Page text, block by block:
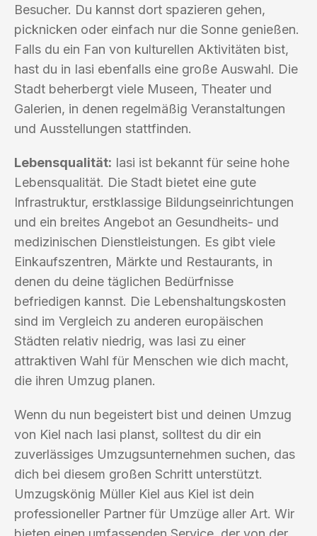
Besucher. Du kannst dort spazieren gehen,
picknicken oder einfach nur die Sonne genießen.
Falls du ein Fan von kulturellen Aktivitäten bist,
hast du in Iasi ebenfalls eine große Auswahl. Die
Stadt beherbergt viele Museen, Theater und
Galerien, in denen regelmäßig Veranstaltungen
und Ausstellungen stattfinden.
Lebensqualität: Iasi ist bekannt für seine hohe
Lebensqualität. Die Stadt bietet eine gute
Infrastruktur, erstklassige Bildungseinrichtungen
und ein breites Angebot an Gesundheits- und
medizinischen Dienstleistungen. Es gibt viele
Einkaufszentren, Märkte und Restaurants, in
denen du deine täglichen Bedürfnisse
befriedigen kannst. Die Lebenshaltungskosten
sind im Vergleich zu anderen europäischen
Städten relativ niedrig, was Iasi zu einer
attraktiven Wahl für Menschen wie dich macht,
die ihren Umzug planen.
Wenn du nun begeistert bist und deinen Umzug
von Kiel nach Iasi planst, solltest du dir ein
zuverlässiges Umzugsunternehmen suchen, das
dich bei diesem großen Schritt unterstützt.
Umzugskönig Müller Kiel aus Kiel ist dein
professioneller Partner für Umzüge aller Art. Wir